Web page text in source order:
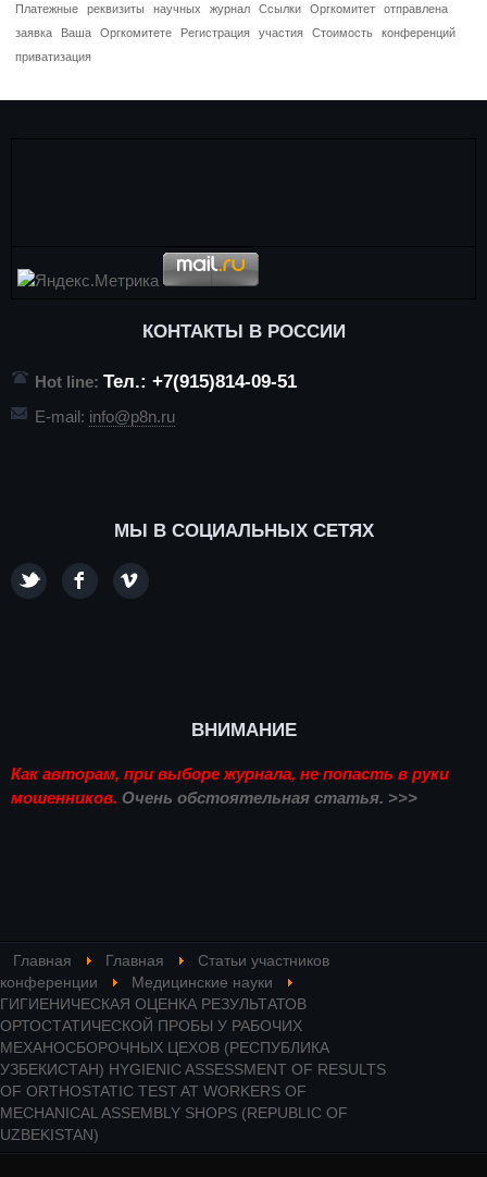
Платежные
реквизиты научных журнал Ссылки Оргкомитет
отправлена
заявка
Ваша Оргкомитете Регистрация участия Стоимость
конференций
приватизация
КОНТАКТЫ В РОССИИ
Hot line: Тел.: +7(915)814-09-51
E-mail: info@p8n.ru
МЫ В СОЦИАЛЬНЫХ СЕТЯХ
ВНИМАНИЕ
Как авторам, при выборе журнала, не попасть в руки
мошенников. Очень обстоятельная статья. >>>
Главная Главная
Статьи участников
конференции
Медицинские науки
ГИГИЕНИЧЕСКАЯ ОЦЕНКА РЕЗУЛЬТАТОВ
ОРТОСТАТИЧЕСКОЙ ПРОБЫ У РАБОЧИХ
МЕХАНОСБОРОЧНЫХ ЦЕХОВ (РЕСПУБЛИКА
УЗБЕКИСТАН) HYGIENIC ASSESSMENT OF RESULTS
OF ORTHOSTATIC TEST AT WORKERS OF
MECHANICAL ASSEMBLY SHOPS (REPUBLIC OF
UZBEKISTAN)